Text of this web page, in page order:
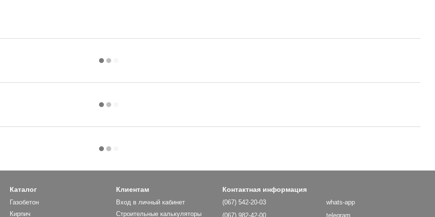
Каталог
Газобетон
Кирпич
Клиентам
Вход в личный кабинет
Строительные калькуляторы
Контактная информация
(067) 542-20-03
(067) 982-42-00
whats-app
telegram